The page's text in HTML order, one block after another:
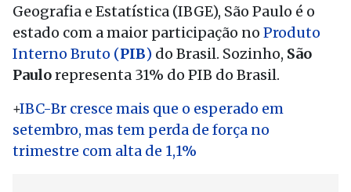
Geografia e Estatística (IBGE), São Paulo é o
estado com a maior participação no Produto
Interno Bruto (PIB) do Brasil. Sozinho, São
Paulorepresenta 31% do PIB do Brasil.
+IBC-Br cresce mais que o esperado em
setembro, mas tem perda de força no
trimestre com alta de 1,1%